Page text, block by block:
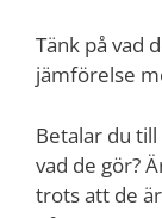
Tänk på vad
jämförelse
Betalar du
vad de gör?
trots att de